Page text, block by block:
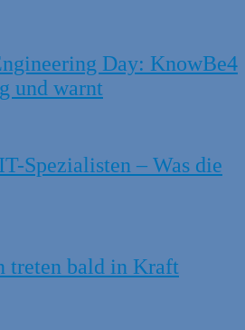
Day: KnowBe4
und warnt
Spezialisten – Was die
treten bald in Kraft